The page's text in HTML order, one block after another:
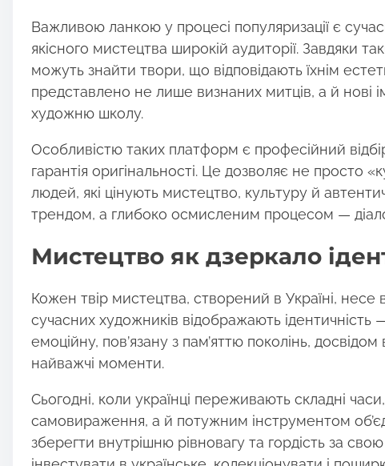
Важливою ланкою у процесі популяризації є
якісного мистецтва широкій аудиторії. Завдяки
можуть знайти твори, що відповідають їхнім
представлено не лише визнаних митців, а й нові
художню школу.
Особливістю таких платформ є професійний
гарантія оригінальності. Це дозволяє не просто
людей, які цінують мистецтво, культуру й
трендом, а глибоко осмисленим процесом —
Мистецтво як дзеркало
Кожен твір мистецтва, створений в Україні,
сучасних художників відображають
емоційну, пов’язану з пам’яттю поколінь,
найважчі моменти.
Сьогодні, коли українці переживають складні
самовираження, а й потужним інструментом
зберегти внутрішню рівновагу та гордість за